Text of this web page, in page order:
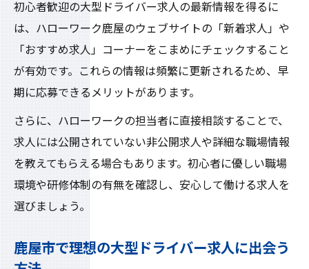
初心者歓迎の大型ドライバー求人の最新情報を得るに
は、ハローワーク鹿屋のウェブサイトの「新着求人」や
「おすすめ求人」コーナーをこまめにチェックすること
が有効です。これらの情報は頻繁に更新されるため、早
期に応募できるメリットがあります。
さらに、ハローワークの担当者に直接相談することで、
求人には公開されていない非公開求人や詳細な職場情報
を教えてもらえる場合もあります。初心者に優しい職場
環境や研修体制の有無を確認し、安心して働ける求人を
選びましょう。
鹿屋市で理想の大型ドライバー求人に出会う